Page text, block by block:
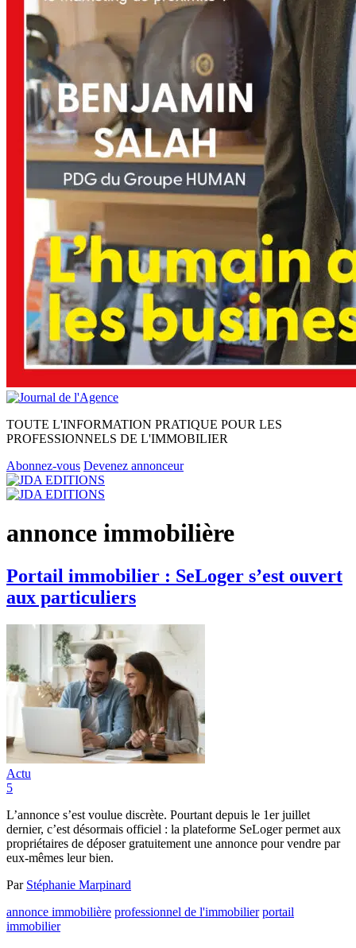
TOUTE L'INFORMATION PRATIQUE POUR LES
PROFESSIONNELS DE L'IMMOBILIER
Abonnez-vous Devenez annonceur
annonce immobilière
Portail immobilier : SeLoger s’est ouvert
aux particuliers
Actu
5
L’annonce s’est voulue discrète. Pourtant depuis le 1er juillet
dernier, c’est désormais officiel : la plateforme SeLoger permet aux
propriétaires de déposer gratuitement une annonce pour vendre par
eux-mêmes leur bien.
Par Stéphanie Marpinard
annonce immobilière professionnel de l'immobilier portail
immobilier